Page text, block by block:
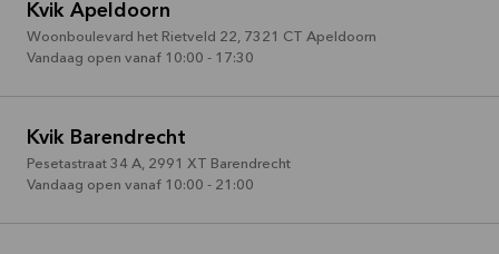
Kvik Apeldoorn
Woonboulevard het Rietveld 22, 7321 CT Apeldoorn
Vandaag open vanaf 10:00 - 17:30
Kvik Barendrecht
Pesetastraat 34 A, 2991 XT Barendrecht
Vandaag open vanaf 10:00 - 21:00